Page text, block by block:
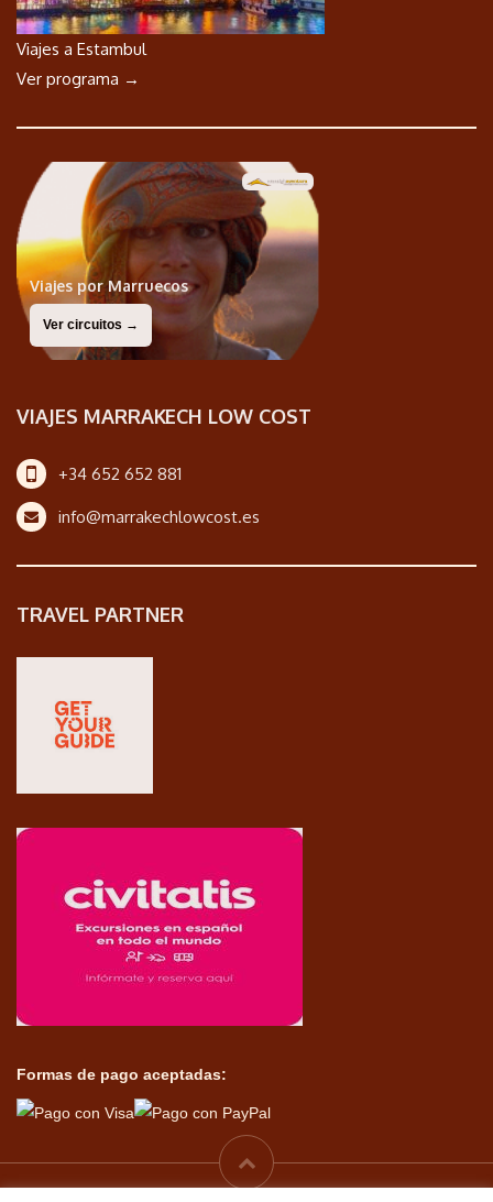
Viajes a Estambul
Ver programa →
Viajes por Marruecos
Ver circuitos →
VIAJES MARRAKECH LOW COST
+34 652 652 881
info@marrakechlowcost.es
TRAVEL PARTNER
Formas de pago aceptadas: